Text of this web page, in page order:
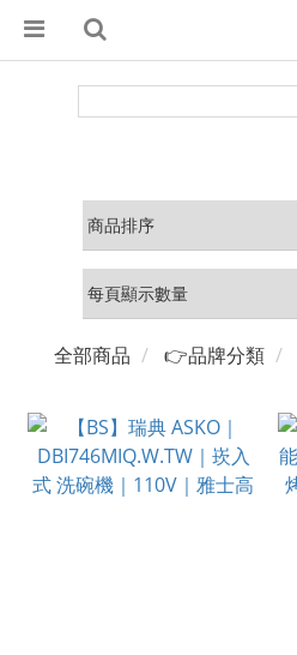
全部商品 👉品牌分類